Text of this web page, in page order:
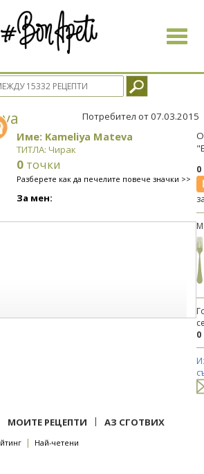
Toggle
Потребител от 07.03.2015
Име: Kameliya Mateva
ТИТЛА: Чирак
0 точки
Разберете как да печелите повече значки >>
За мен:
0
МОИТЕ РЕЦЕПТИ | АЗ СГОТВИХ
| Най-четени